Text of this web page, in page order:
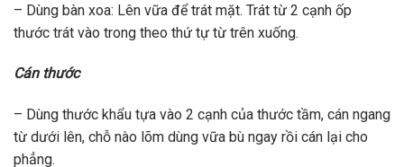
– Dùng bàn xoa: Lên vữa để trát mặt. Trát từ 2 cạnh ốp
thước trát vào trong theo thứ tự từ trên xuống.
Cán thước
– Dùng thước khẩu tựa vào 2 cạnh của thước tầm, cán ngang
từ dưới lên, chỗ nào lõm dùng vữa bù ngay rồi cán lại cho
phẳng.